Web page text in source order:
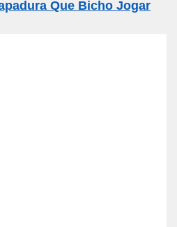
Que Bicho Jogar